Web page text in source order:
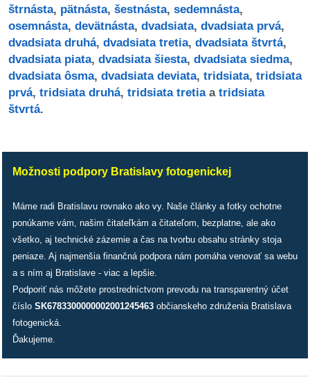
výstavy
nás
podporte
nás
podporili
nás
autorské
zázemie
štrnásta, pätnásta, šestnásta, sedemnásta,
osemnásta, devätnásta, dvadsiata, dvadsiata prvá,
dvadsiata druhá, dvadsiata tretia, dvadsiata štvrtá,
dvadsiata piata, dvadsiata šiesta, dvadsiata siedma,
dvadsiata ôsma, dvadsiata deviata, tridsiata, tridsiata
prvá, tridsiata druhá, tridsiata tretiaa tridsiata
štvrtá.
Možnosti podpory Bratislavy fotogenickej
Máme radi Bratislavu rovnako ako vy. Naše články a fotky ochotne
ponúkame vám, našim čitateľkám a čitateľom, bezplatne, ale ako
všetko, aj technické zázemie a čas na tvorbu obsahu stránky stoja
peniaze. Aj najmenšia finančná podpora nám pomáha venovať sa webu
a s ním aj Bratislave - viac a lepšie.
Podporiť nás môžete prostredníctvom prevodu na transparentný účet
číslo SK6783300000002001245463 občianskeho združenia Bratislava
fotogenická.
Ďakujeme.